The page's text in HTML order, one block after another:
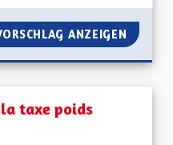
ANZEIGEN
taxe poids